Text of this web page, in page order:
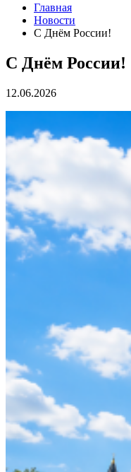
Главная
Новости
С Днём России!
С Днём России!
12.06.2026